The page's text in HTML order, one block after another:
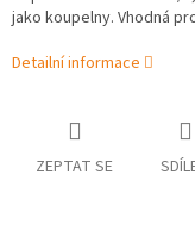
jako koupelny. Vhodná
Detailní informace
ZEPTAT SE